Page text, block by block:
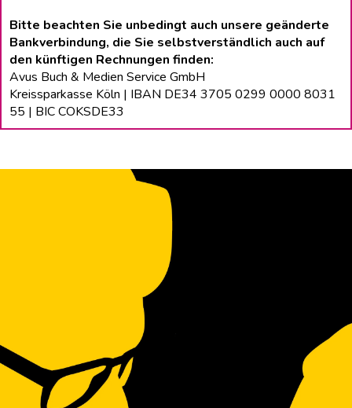
Bitte beachten Sie unbedingt auch unsere geänderte
Bankverbindung, die Sie selbstverständlich auch auf
den künftigen Rechnungen finden:
Avus Buch & Medien Service GmbH
Kreissparkasse Köln | IBAN DE34 3705 0299 0000 8031
55 | BIC COKSDE33